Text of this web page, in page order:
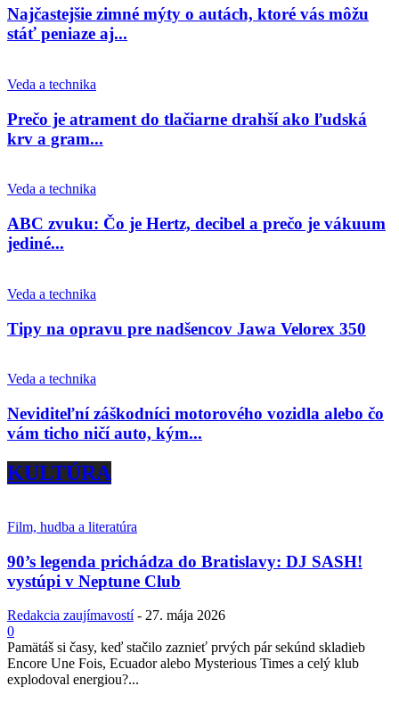
Najčastejšie zimné mýty o autách, ktoré vás môžu
stáť peniaze aj...
Veda a technika
Prečo je atrament do tlačiarne drahší ako ľudská
krv a gram...
Veda a technika
ABC zvuku: Čo je Hertz, decibel a prečo je vákuum
jediné...
Veda a technika
Tipy na opravu pre nadšencov Jawa Velorex 350
Veda a technika
Neviditeľní záškodníci motorového vozidla alebo čo
vám ticho ničí auto, kým...
KULTÚRA
Film, hudba a literatúra
90’s legenda prichádza do Bratislavy: DJ SASH!
vystúpi v Neptune Club
Redakcia zaujímavostí - 27. mája 2026
0
Pamätáš si časy, keď stačilo zaznieť prvých pár sekúnd skladieb
Encore Une Fois, Ecuador alebo Mysterious Times a celý klub
explodoval energiou?...